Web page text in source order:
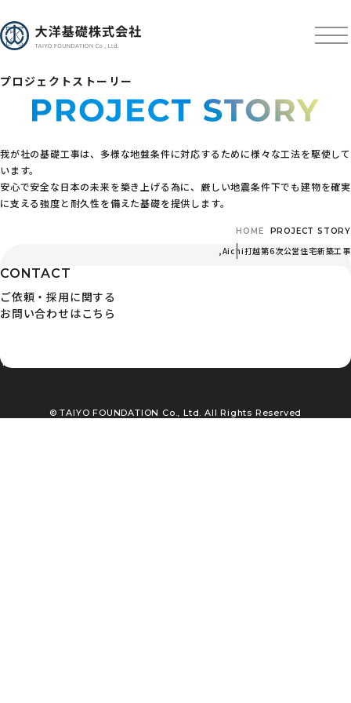
プロジェクトストーリー
我が社の基礎工事は、多様な地盤条件に対応するために様々な工法を駆使して
います。
安心で安全な日本の未来を築き上げる為に、厳しい地震条件下でも建物を確実
に支える強度と耐久性を備えた基礎を提供します。
HOME PROJECT STORY
,Aichi打越第6次公営住宅新築工事
CONTACT
ご依頼・採用に関する
お問い合わせはこちら
TEL : 03-3663-5561
© TAIYO FOUNDATION Co., Ltd. All Rights Reserved